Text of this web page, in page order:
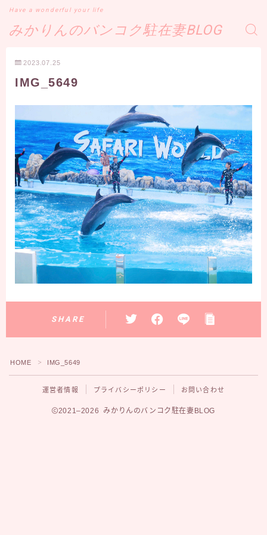
みかりんのバンコク駐在妻BLOG
Have a wonderful your life
2023.07.25
IMG_5649
SHARE
HOME ＞ IMG_5649
運営者情報 プライバシーポリシー お問い合わせ
2021–2026 みかりんのバンコク駐在妻BLOG